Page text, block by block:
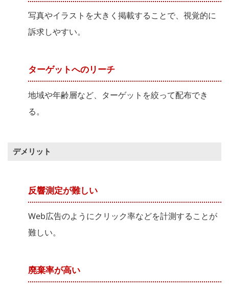
写真やイラストを大きく掲載することで、視覚的に
訴求しやすい。
ターゲットへのリーチ
地域や年齢層など、ターゲットを絞って配布でき
る。
デメリット
反響測定が難しい
Web広告のようにクリック率などを計測することが
難しい。
廃棄率が高い